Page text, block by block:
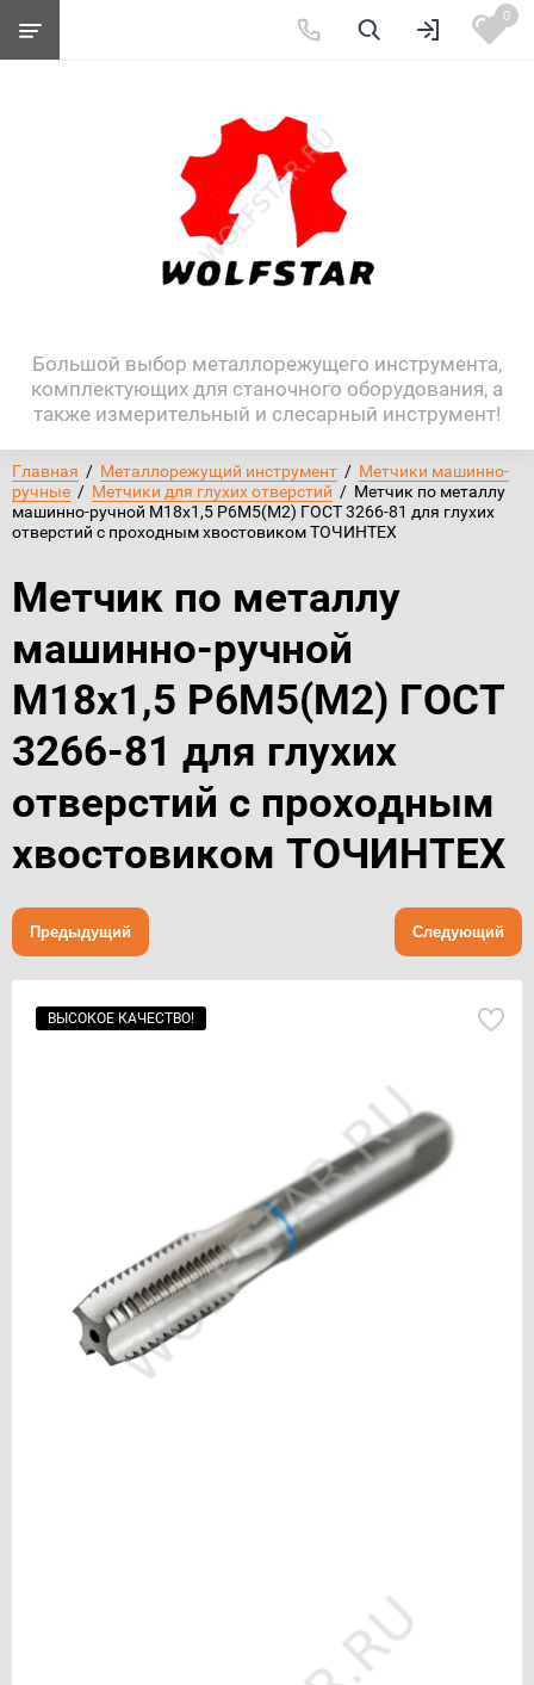
0
Большой выбор металлорежущего инструмента,
комплектующих для станочного оборудования, а
также измерительный и слесарный инструмент!
Главная
  /
Металлорежущий инструмент
  /
Метчики машинно-
ручные
  /
Метчики для глухих отверстий
  /  Метчик по металлу
машинно-ручной М18х1,5 Р6М5(М2) ГОСТ 3266-81 для глухих
отверстий с проходным хвостовиком ТОЧИНТЕХ
Метчик по металлу
машинно-ручной
М18х1,5 Р6М5(М2) ГОСТ
3266-81 для глухих
отверстий с проходным
хвостовиком ТОЧИНТЕХ
Предыдущий Следующий
ВЫСОКОЕ КАЧЕСТВО!